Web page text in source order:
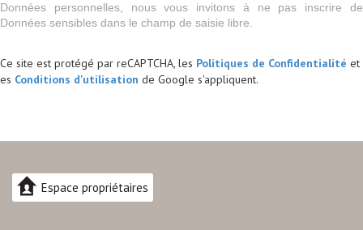
Données personnelles, nous vous invitons à ne pas inscrire de
Données sensibles dans le champ de saisie libre.
Ce site est protégé par reCAPTCHA, les Politiques de Confidentialité et
es Conditions d'utilisation de Google s'appliquent.
Espace propriétaires